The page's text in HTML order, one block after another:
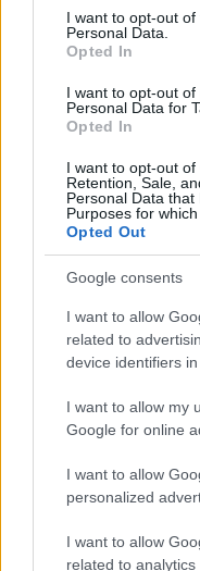
consent section.
I want to opt-out
Personal Data.
Opted In
I want to opt-out
Personal Data for
Opted In
I want to opt-out of
Retention, Sale,
Personal Data
Purposes for
Opted Out
Google consents
I want to allow
related to
device identifiers in
I want to allow my
Google for online
I want to allow
personalized
I want to allow
related to
FÓKUSZ #
BYEALEX
KULISSZÁK MÖGÖTT
Népszerű